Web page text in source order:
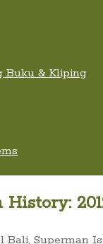
Buku & Kliping
Bali, Superman